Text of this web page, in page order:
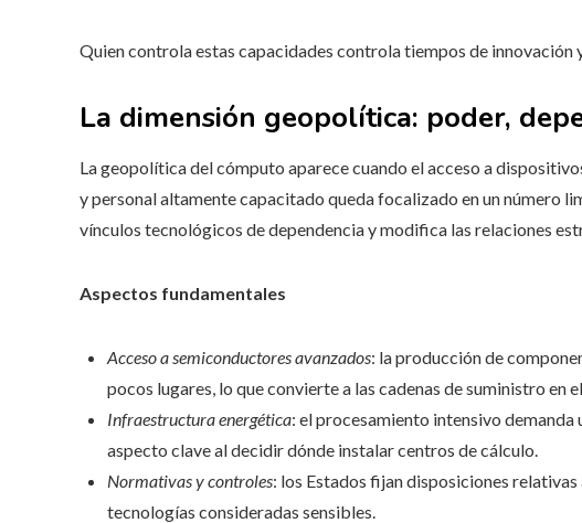
Quien controla estas capacidades controla tiempos de innovación
La dimensión geopolítica: poder,
La geopolítica del cómputo aparece cuando el acceso a
y personal altamente capacitado queda focalizado en un número
vínculos tecnológicos de dependencia y modifica las relaciones
Aspectos fundamentales
Acceso a semiconductores avanzados: la producción de
pocos lugares, lo que convierte a las cadenas de suministro en
Infraestructura energética: el procesamiento intensivo
aspecto clave al decidir dónde instalar centros de cálculo.
Normativas y controles: los Estados fijan disposiciones
tecnologías consideradas sensibles.